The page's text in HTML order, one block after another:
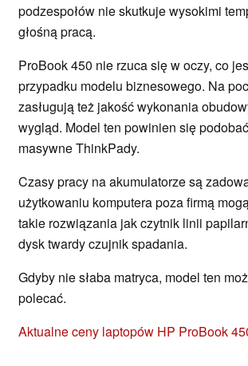
podzespołów nie skutkuje wysokimi
głośną pracą.
ProBook 450 nie rzuca się w oczy, co
przypadku modelu biznesowego. Na
zasługują też jakość wykonania
wygląd. Model ten powinien się
masywne ThinkPady.
Czasy pracy na akumulatorze są
użytkowaniu komputera poza firmą
takie rozwiązania jak czytnik linii
dysk twardy czujnik spadania.
Gdyby nie słaba matryca, model ten
polecać.
Aktualne ceny laptopów HP ProBook